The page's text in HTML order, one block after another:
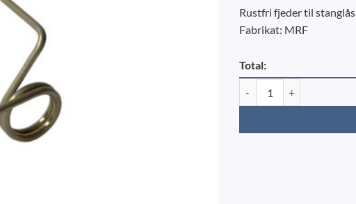
Rustfri fjeder til stanglås
Fabrikat: MRF
Total: